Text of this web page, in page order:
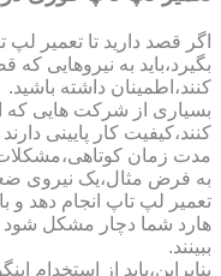
اگر قصد دارید تا تعمیر
بگیرد،باید به نیروهایی که
کنند،اطمینان داشته باشید.
بسیاری از شرکت هایی که
کنند،کیفیت کار پایینی
مدت زمان
به فرض مثال،یک نیروی
هارد شما دچار مشکل شود
ببینند.
بنابراین،باید از استخدام